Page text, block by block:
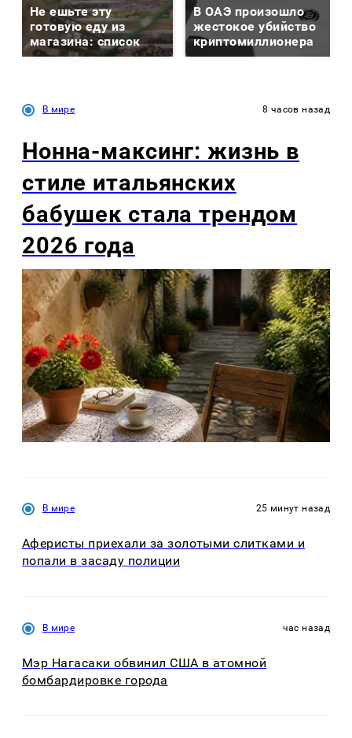
Не ешьте эту
готовую еду из
магазина: список
В ОАЭ произошло
жестокое убийство
криптомиллионера
В мире 8 часов назад
Нонна-максинг: жизнь в
стиле итальянских
бабушек стала трендом
2026 года
В мире 25 минут назад
Аферисты приехали за золотыми слитками и
попали в засаду полиции
В мире час назад
Мэр Нагасаки обвинил США в атомной
бомбардировке города